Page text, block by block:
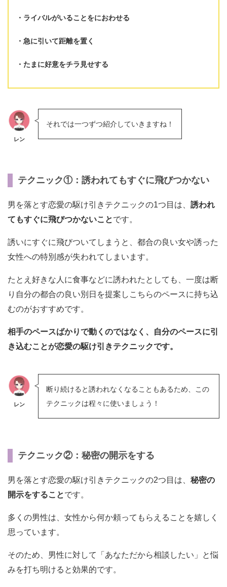
ライバルがいることをにおわせる
急に引いて距離を置く
たまに好意をチラ見せする
レン
それでは一つずつ紹介していきますね！
テクニック①：誘われてもすぐに飛びつかない
男を落とす恋愛の駆け引きテクニックの1つ目は、 誘われ
てもすぐに飛びつかないことです。
誘いにすぐに飛びついてしまうと、都合の良い女や誘った
女性への特別感が失われてしまいます。
たとえ好きな人に食事などに誘われたとしても、一度は断
り自分の都合の良い別日を提案しこちらのペースに持ち込
むのがおすすめです。
相手のペースばかりで動くのではなく、自分のペースに引
き込むことが恋愛の駆け引きテクニックです。
レン
断り続けると誘われなくなることもあるため、この
テクニックは程々に使いましょう！
テクニック②：秘密の開示をする
男を落とす恋愛の駆け引きテクニックの2つ目は、 秘密の
開示をすることです。
多くの男性は、女性から何か頼ってもらえることを嬉しく
思っています。
そのため、男性に対して「あなただから相談したい」と悩
みを打ち明けると効果的です。